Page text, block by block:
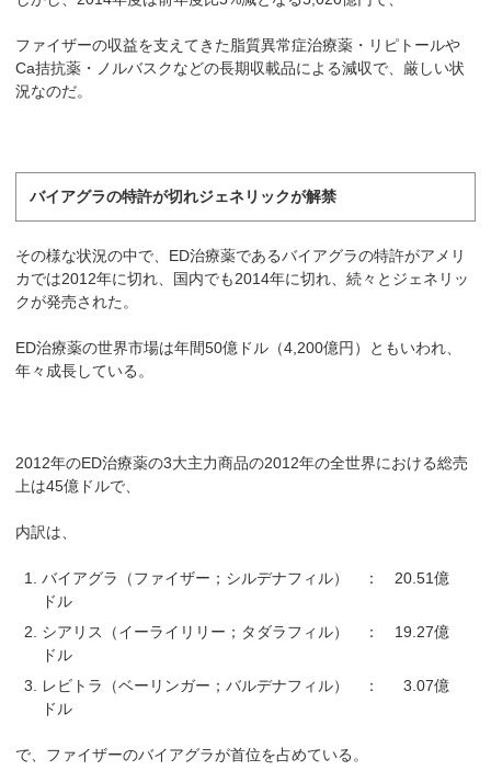
ファイザーの収益を支えてきた脂質異常症治療薬・リピトールや
Ca拮抗薬・ノルバスクなどの長期収載品による減収で、厳しい状
況なのだ。
バイアグラの特許が切れジェネリックが解禁
その様な状況の中で、ED治療薬であるバイアグラの特許がアメリ
カでは2012年に切れ、国内でも2014年に切れ、続々とジェネリッ
クが発売された。
ED治療薬の世界市場は年間50億ドル（4,200億円）ともいわれ、
年々成長している。
2012年のED治療薬の3大主力商品の2012年の全世界における総売
上は45億ドルで、
内訳は、
バイアグラ（ファイザー；シルデナフィル） ： 20.51億
ドル
シアリス（イーライリリー；タダラフィル） ： 19.27億
ドル
レビトラ（ベーリンガー；バルデナフィル） ： 3.07億
ドル
で、ファイザーのバイアグラが首位を占めている。